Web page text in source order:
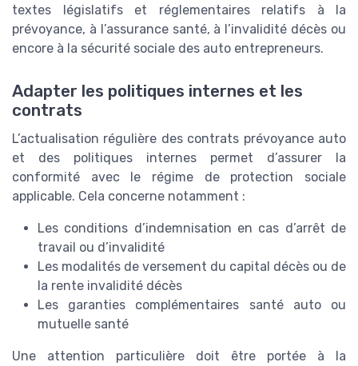
textes législatifs et réglementaires relatifs à la
prévoyance, à l’assurance santé, à l’invalidité décès ou
encore à la sécurité sociale des auto entrepreneurs.
Adapter les politiques internes et les
contrats
L’actualisation régulière des contrats prévoyance auto
et des politiques internes permet d’assurer la
conformité avec le régime de protection sociale
applicable. Cela concerne notamment :
Les conditions d’indemnisation en cas d’arrêt de
travail ou d’invalidité
Les modalités de versement du capital décès ou de
la rente invalidité décès
Les garanties complémentaires santé auto ou
mutuelle santé
Une attention particulière doit être portée à la